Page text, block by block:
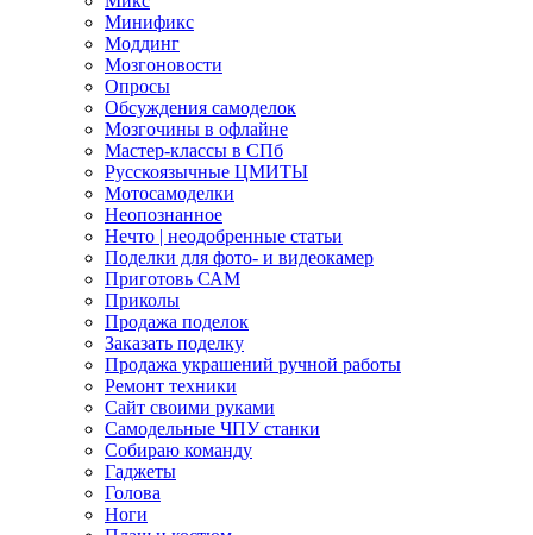
Минификс
Моддинг
Мозгоновости
Опросы
Обсуждения самоделок
Мозгочины в офлайне
Мастер-классы в СПб
Русскоязычные ЦМИТЫ
Мотосамоделки
Неопознанное
Нечто | неодобренные статьи
Поделки для фото- и видеокамер
Приготовь САМ
Приколы
Продажа поделок
Заказать поделку
Продажа украшений ручной работы
Ремонт техники
Сайт своими руками
Самодельные ЧПУ станки
Собираю команду
Гаджеты
Голова
Ноги